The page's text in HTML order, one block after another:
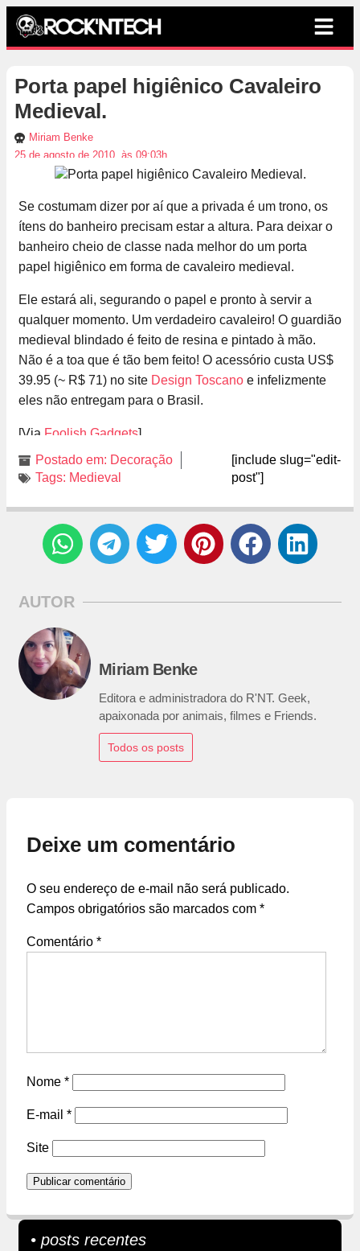
Porta papel higiênico Cavaleiro
Medieval.
Miriam Benke
25 de agosto de 2010, às 09:03h
Se costumam dizer por aí que a privada é um trono, os
ítens do banheiro precisam estar a altura. Para deixar o
banheiro cheio de classe nada melhor do um porta
papel higiênico em forma de cavaleiro medieval.
Ele estará ali, segurando o papel e pronto à servir a
qualquer momento. Um verdadeiro cavaleiro! O guardião
medieval blindado é feito de resina e pintado à mão.
Não é a toa que é tão bem feito! O acessório custa US$
39.95 (~ R$ 71) no site Design Toscano e infelizmente
eles não entregam para o Brasil.
[Via Foolish Gadgets]
Postado em: Decoração
Tags: Medieval
[include slug="edit-
post"]
AUTOR
Miriam Benke
Editora e administradora do R'NT. Geek,
apaixonada por animais, filmes e Friends.
Todos os posts
Deixe um comentário
O seu endereço de e-mail não será publicado.
Campos obrigatórios são marcados com *
Comentário *
Nome *
E-mail *
Site
• posts recentes